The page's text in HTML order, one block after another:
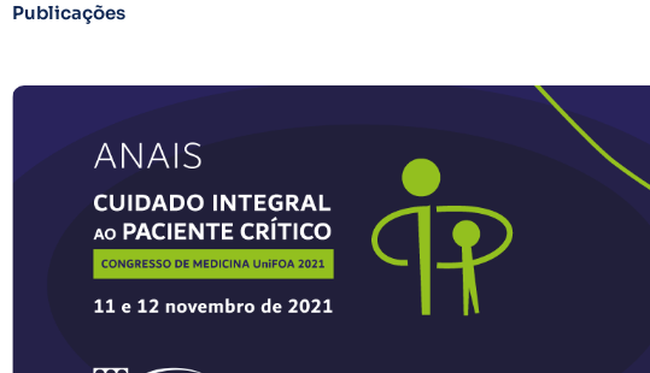
Publicações